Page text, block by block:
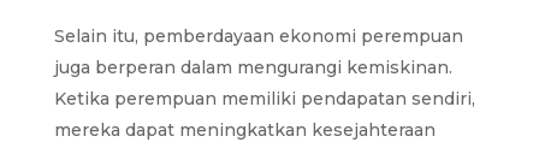
Selain itu, pemberdayaan ekonomi perempuan
juga berperan dalam mengurangi kemiskinan.
Ketika perempuan memiliki pendapatan sendiri,
mereka dapat meningkatkan kesejahteraan